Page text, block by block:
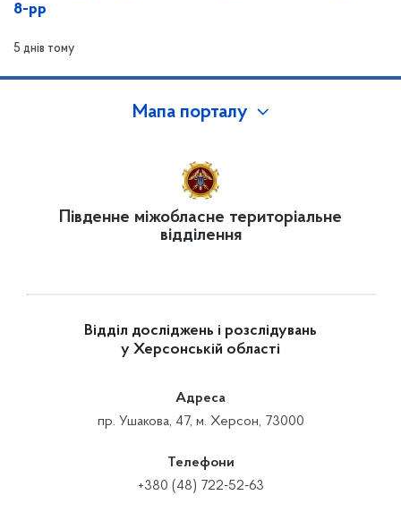
8-рр
5 днів тому
Мапа порталу
Південне міжобласне територіальне
відділення
Відділ досліджень і розслідувань
у Херсонській області
Адреса
пр. Ушакова, 47, м. Херсон, 73000
Телефони
+380 (48) 722-52-63